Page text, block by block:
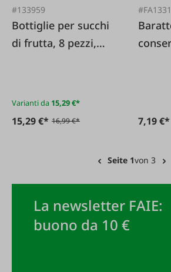
#133959
Bottiglie per succhi
di frutta, 8 pezzi,
Varianti da 15,29 €*
15,29 €* 16,99 €* 7,19 €*
Seite 1von 3
La newsletter FAIE:
buono da 10 €